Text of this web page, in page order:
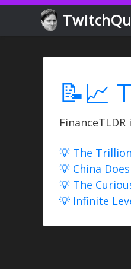
📝📈
💡 The
💡 China
💡 The
💡 Infinite